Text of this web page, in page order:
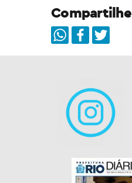
Compartilhe